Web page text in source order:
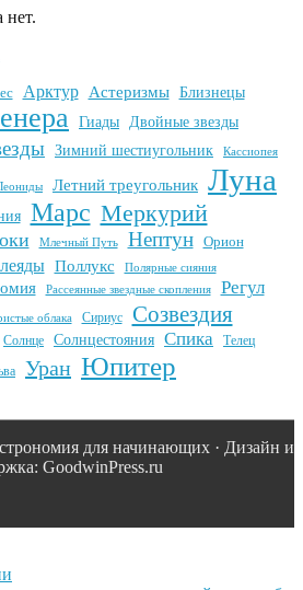
Арктур Астеризмы
Близнецы
Гиады Двойные звезды
Зимний шестиугольник Кассиопея
Летний треугольник Луна
Марс Меркурий
Млечный Путь Нептун Орион
Поллукс Полярные сияния
Рассеянные звездные скопления Регул
облака Сириус Созвездия
Солнце Солнцестояния Спика
Телец
Уран Юпитер
для начинающих · Дизайн и
GoodwinPress.ru